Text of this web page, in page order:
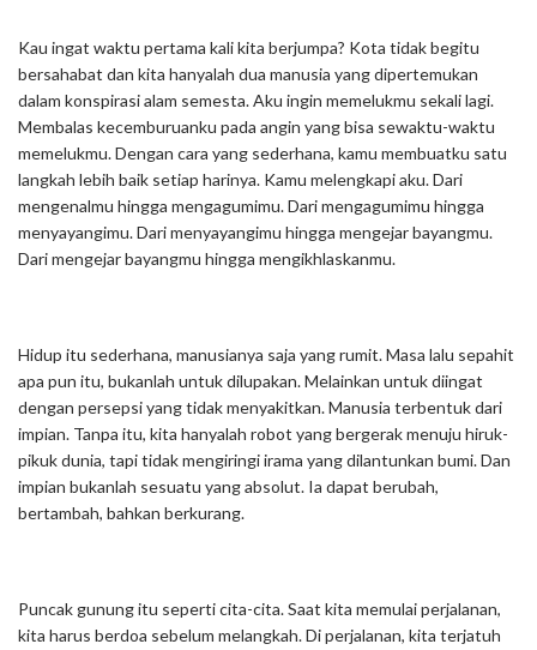
Kau ingat waktu pertama kali kita berjumpa? Kota tidak begitu
bersahabat dan kita hanyalah dua manusia yang dipertemukan
dalam konspirasi alam semesta. Aku ingin memelukmu sekali lagi.
Membalas kecemburuanku pada angin yang bisa sewaktu-waktu
memelukmu. Dengan cara yang sederhana, kamu membuatku satu
langkah lebih baik setiap harinya. Kamu melengkapi aku. Dari
mengenalmu hingga mengagumimu. Dari mengagumimu hingga
menyayangimu. Dari menyayangimu hingga mengejar bayangmu.
Dari mengejar bayangmu hingga mengikhlaskanmu.
Hidup itu sederhana, manusianya saja yang rumit. Masa lalu sepahit
apa pun itu, bukanlah untuk dilupakan. Melainkan untuk diingat
dengan persepsi yang tidak menyakitkan. Manusia terbentuk dari
impian. Tanpa itu, kita hanyalah robot yang bergerak menuju hiruk-
pikuk dunia, tapi tidak mengiringi irama yang dilantunkan bumi. Dan
impian bukanlah sesuatu yang absolut. Ia dapat berubah,
bertambah, bahkan berkurang.
Puncak gunung itu seperti cita-cita. Saat kita memulai perjalanan,
kita harus berdoa sebelum melangkah. Di perjalanan, kita terjatuh